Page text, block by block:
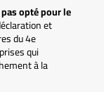
opté pour le
et
du 4e
qui
à la